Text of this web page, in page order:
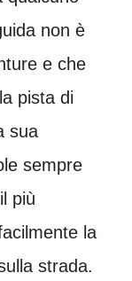
non è
e che
pista di
sua
sempre
più
la
strada.